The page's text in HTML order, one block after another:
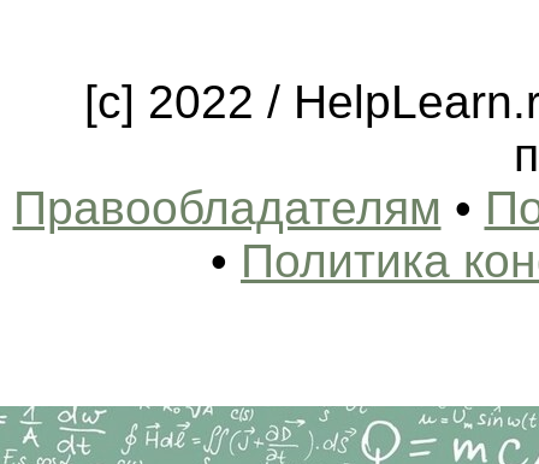
[c] 2022 /
Правообладателям •
• Политика